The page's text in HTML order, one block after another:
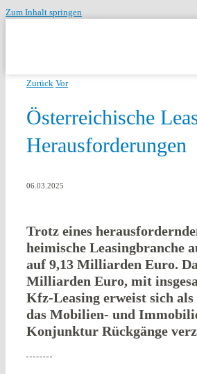
Zum Inhalt springen
Zurück Vor
Österreichische
Herausforderungen
06.03.2025
Trotz eines
heimische Leasingbranche
auf 9,13 Milliarden Euro.
Milliarden Euro, mit
Kfz-Leasing erweist sich
das Mobilien- und
Konjunktur Rückgänge